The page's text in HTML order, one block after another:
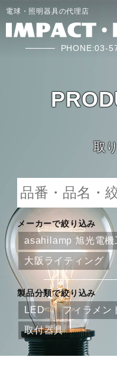
電球・照明器具の代理店
PHONE:03-
取
メーカーで絞り込み
asahilamp 旭光電機
大阪ライティング
製品分類で絞り込み
LED フィラメン
取付器具